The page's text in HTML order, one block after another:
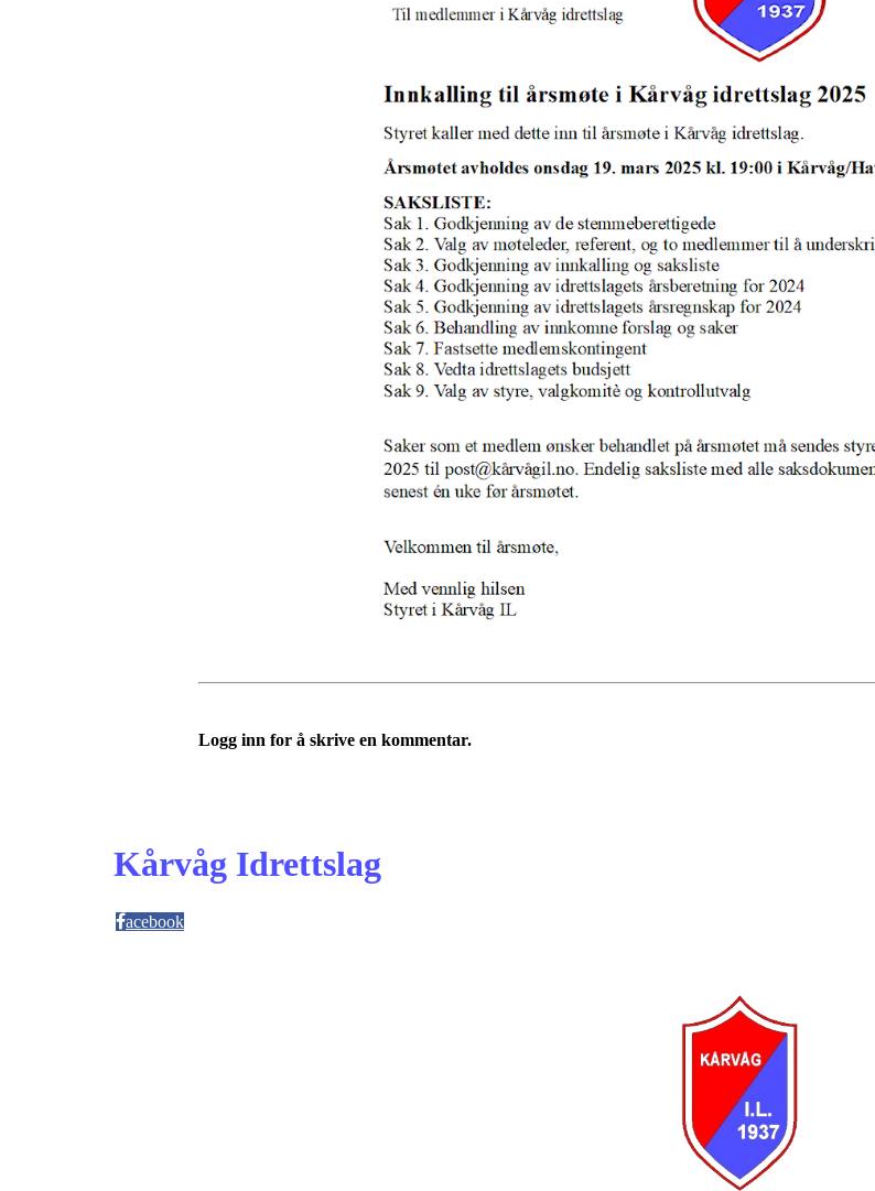
Logg inn for å skrive en kommentar.
Kårvåg Idrettslag
acebook